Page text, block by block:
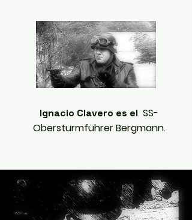
Ignacio Clavero es el SS-
Obersturmführer Bergmann.